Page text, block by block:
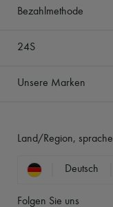
Bezahlmethode
24S
Unsere Marken
Land/Region, sprache
Deutsch
Folgen Sie uns